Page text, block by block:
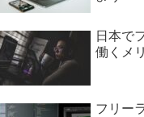
日本で
働くメ
フリー